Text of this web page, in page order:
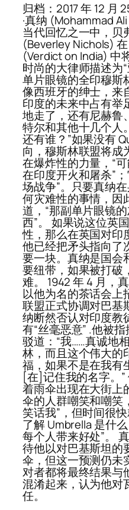
归档：2017 年 12 月
·真纳 (Mohammad
当代回忆之一中，贝
(Beverley Nichols)
(Verdict on India) 中
时尚的大律师描述为
单片眼镜的全印穆斯
像西班牙的绅士，来
印度的未来中占有举
地走了，还有尼赫鲁
特尔和其他十几个人
还有谁？”如果没有
向，穆斯林联盟将成
在爆炸性的力量，“
在印度开火和屠杀”
场战争”。只要真纳
何灾难性的事情，因
道，“那副单片眼镜
西”。 如果说这位英
性，那么在英国对印
他已经把矛头指向了
要一块。真纳是国会
要纽带，如果被打破
难。 1942 年 4 月，
以他为名的茶话会上
联盟正式协调对巴基
纳断然否认对印度教
有“丝毫恶意” .他被
驳道：“我……真诚地
林，而且这个伟大的
福，如果不是在我有
[在]记住我的名字。
着雨伞出现在大街上
伞的人群嘲笑和嘲笑
笑话我”，但时间很
了解 Umbrella 是什
每个人带来好处”。
待他以对巴基斯坦的
伞，但这一预测仍未
对者都将最终结果与
混淆起来，认为他对
任。